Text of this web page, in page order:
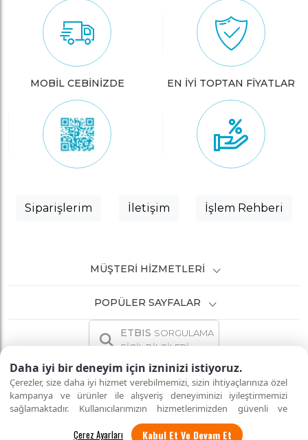
Daha iyi bir deneyim için izninizi istiyoruz.
Çerezler, size daha iyi hizmet verebilmemizi, sizin ihtiyaçlarınıza özel
kampanya ve ürünler ile alışveriş deneyiminizi iyileştirmemizi
sağlamaktadır. Kullanıcılarımızın hizmetlerimizden güvenli ve
eksiksiz şekilde faydalanmalarını sağlamak amacıyla sitemizi
kullanan kişilerin gizliliğini korumayı önemsiyoruz. "Kabul Et"
Kabul Et Ve Devam Et
MOBİL CEBİNİZDE EN İYİ TOPTAN FİYATLAR
Siparişlerim İletişim İşlem Rehberi
MÜŞTERI HIZMETLERI
POPÜLER SAYFALAR
ETBIS SORGULAMA
SİCİL BİLGİLERİ
İNTERNETTE GÜVENLİ ALIŞVERİŞ